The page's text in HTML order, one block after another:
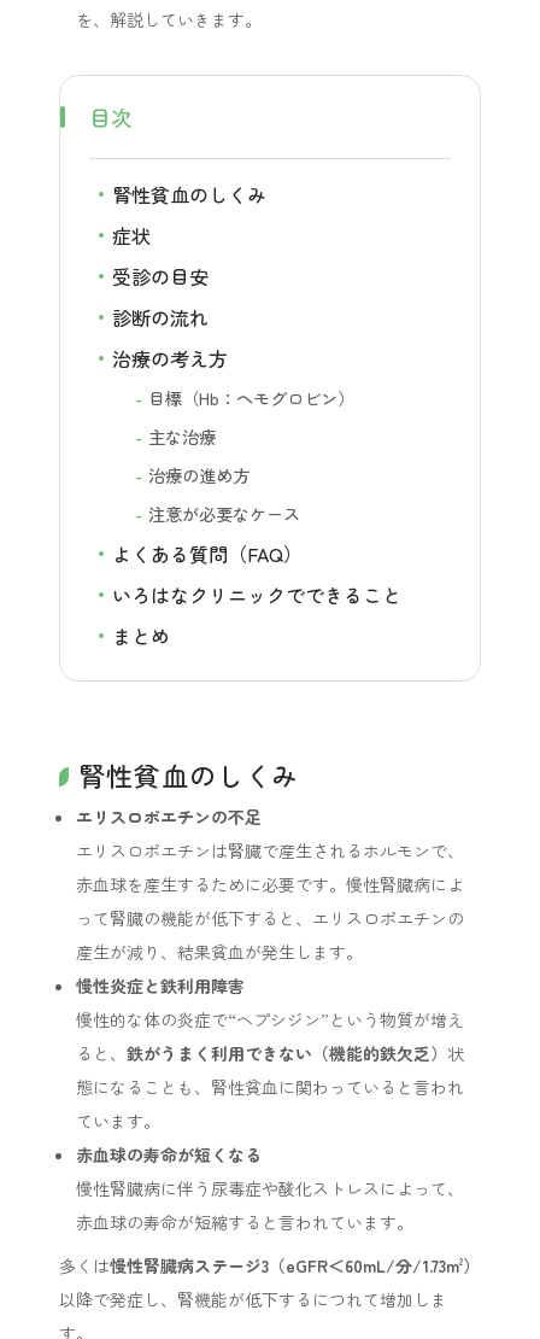
を、解説していきます。
目次
腎性貧血のしくみ
症状
受診の目安
診断の流れ
治療の考え方
目標（Hb：ヘモグロビン）
主な治療
治療の進め方
注意が必要なケース
よくある質問（FAQ）
いろはなクリニックでできること
まとめ
腎性貧血のしくみ
エリスロポエチンの不足
エリスロポエチンは腎臓で産生されるホルモンで、
赤血球を産生するために必要です。慢性腎臓病によ
って腎臓の機能が低下すると、エリスロポエチンの
産生が減り、結果貧血が発生します。
慢性炎症と鉄利用障害
慢性的な体の炎症で“ヘプシジン”という物質が増え
ると、鉄がうまく利用できない（機能的鉄欠乏） 状
態になることも、腎性貧血に関わっていると言われ
ています。
赤血球の寿命が短くなる
慢性腎臓病に伴う尿毒症や酸化ストレスによって、
赤血球の寿命が短縮すると言われています。
多くは慢性腎臓病ステージ3（eGFR＜60mL/分/1.73m2）
以降で発症し、腎機能が低下するにつれて増加しま
す。